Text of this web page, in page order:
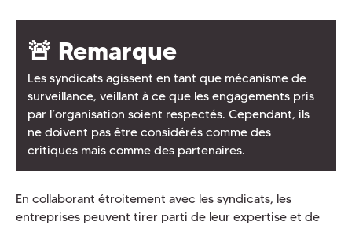
🚨 Remarque
Les syndicats agissent en tant que mécanisme de
surveillance, veillant à ce que les engagements pris
par l’organisation soient respectés. Cependant, ils
ne doivent pas être considérés comme des
critiques mais comme des partenaires.
En collaborant étroitement avec les syndicats, les
entreprises peuvent tirer parti de leur expertise et de